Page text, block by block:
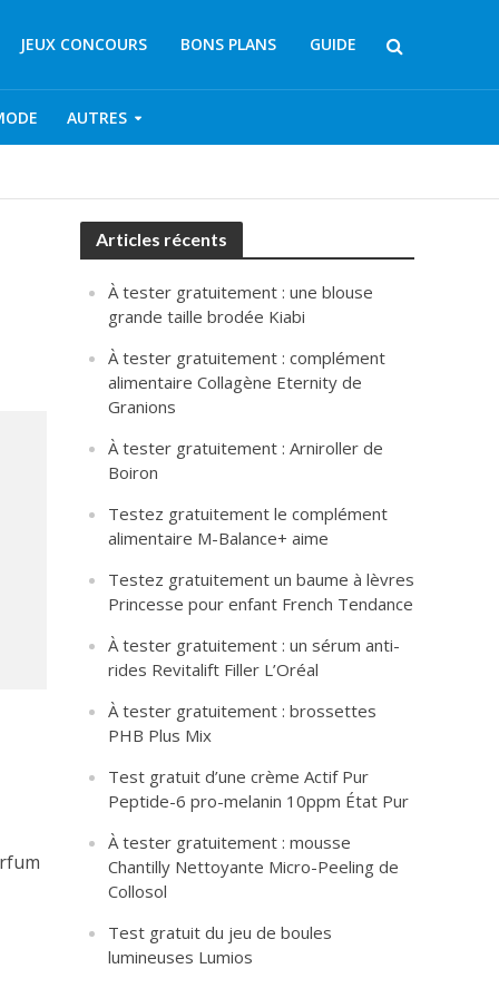
JEUX CONCOURS BONS PLANS GUIDE
AUTRES
Articles récents
À tester gratuitement : une blouse
grande taille brodée Kiabi
À tester gratuitement : complément
alimentaire Collagène Eternity de
Granions
À tester gratuitement : Arniroller de
Boiron
Testez gratuitement le complément
alimentaire M-Balance+ aime
Testez gratuitement un baume à lèvres
Princesse pour enfant French Tendance
À tester gratuitement : un sérum anti-
rides Revitalift Filler L’Oréal
À tester gratuitement : brossettes
PHB Plus Mix
Test gratuit d’une crème Actif Pur
Peptide-6 pro-melanin 10ppm État Pur
À tester gratuitement : mousse
Chantilly Nettoyante Micro-Peeling de
Collosol
Test gratuit du jeu de boules
lumineuses Lumios